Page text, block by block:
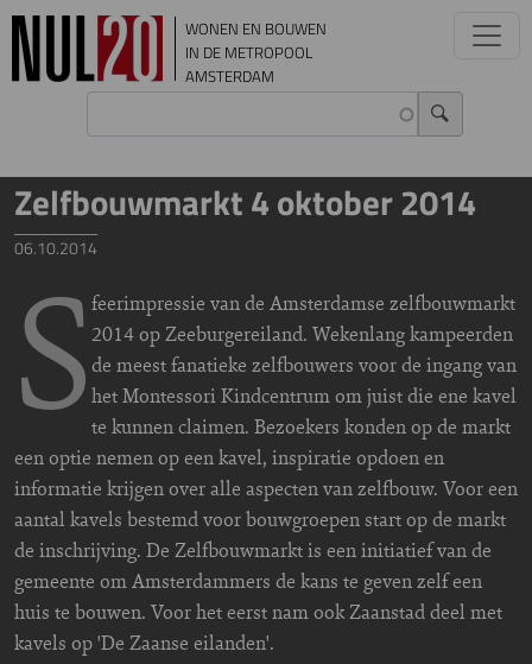
Overslaan en naar de inhoud gaan
WONEN EN BOUWEN
IN DE METROPOOL
AMSTERDAM
Zelfbouwmarkt 4 oktober 2014
06.10.2014
S feerimpressie van de Amsterdamse zelfbouwmarkt
2014 op Zeeburgereiland. Wekenlang kampeerden
de meest fanatieke zelfbouwers voor de ingang van
het Montessori Kindcentrum om juist die ene kavel
te kunnen claimen. Bezoekers konden op de markt
een optie nemen op een kavel, inspiratie opdoen en
informatie krijgen over alle aspecten van zelfbouw. Voor een
aantal kavels bestemd voor bouwgroepen start op de markt
de inschrijving. De Zelfbouwmarkt is een initiatief van de
gemeente om Amsterdammers de kans te geven zelf een
huis te bouwen. Voor het eerst nam ook Zaanstad deel met
kavels op 'De Zaanse eilanden'.